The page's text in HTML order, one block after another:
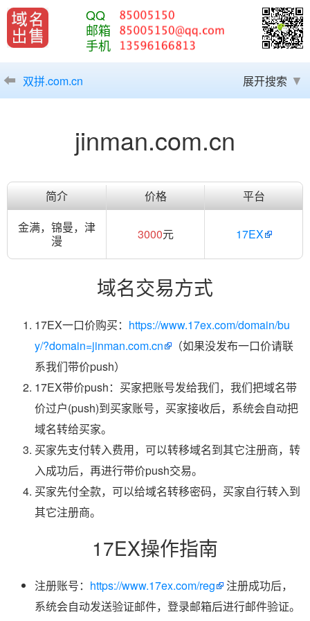
QQ
邮箱
手机
双拼.com.cn 展开搜索
jinman.com.cn
简介 价格
平台
金满，锦曼，津
漫
3000元 17EX
域名交易方式
17EX一口价购买： https://www.17ex.com/domain/bu
y/?domain=jinman.com.cn
（如果没发布一口价请联
系我们带价push）
17EX带价push：买家把账号发给我们，我们把域名带
价过户(push)到买家账号，买家接收后，系统会自动把
域名转给买家。
买家先支付转入费用，可以转移域名到其它注册商，转
入成功后，再进行带价push交易。
买家先付全款，可以给域名转移密码，买家自行转入到
其它注册商。
17EX操作指南
注册账号： https://www.17ex.com/reg
注册成功后，
系统会自动发送验证邮件，登录邮箱后进行邮件验证。